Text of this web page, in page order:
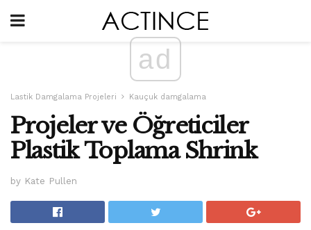
ad
Lastik Damgalama Projeleri Kauçuk damgalama
Projeler ve Öğreticiler
Plastik Toplama Shrink
by Kate Pullen